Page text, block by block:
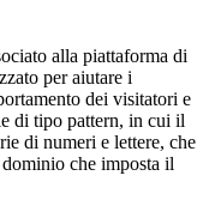
alla piattaforma di
per aiutare i
dei visitatori e
di tipo pattern, in cui il
di numeri e lettere, che
che imposta il